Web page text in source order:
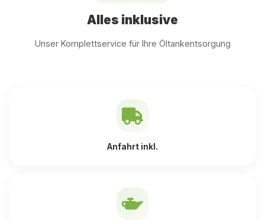
Alles inklusive
Unser Komplettservice für Ihre Öltankentsorgung
Anfahrt inkl.